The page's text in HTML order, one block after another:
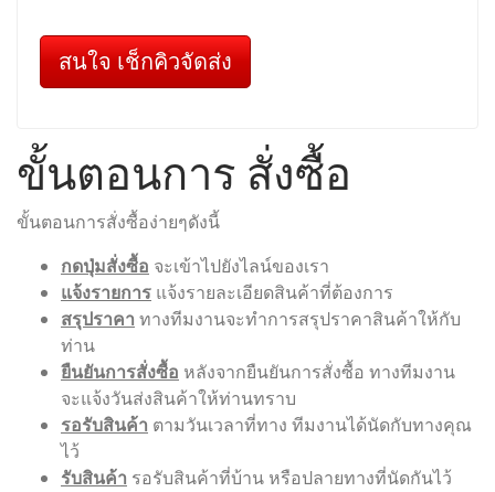
สนใจ เช็กคิวจัดส่ง
ขั้นตอนการ สั่งซื้อ
ขั้นตอนการสั่งซื้อง่ายๆดังนี้
กดปุ่มสั่งซื้อ จะเข้าไปยังไลน์ของเรา
แจ้งรายการ แจ้งรายละเอียดสินค้าที่ต้องการ
สรุปราคา ทางทีมงานจะทำการสรุปราคาสินค้าให้กับ
ท่าน
ยืนยันการสั่งซื้อ หลังจากยืนยันการสั่งซื้อ ทางทีมงาน
จะแจ้งวันส่งสินค้าให้ท่านทราบ
รอรับสินค้า ตามวันเวลาที่ทาง ทีมงานได้นัดกับทางคุณ
ไว้
รับสินค้า รอรับสินค้าที่บ้าน หรือปลายทางที่นัดกันไว้